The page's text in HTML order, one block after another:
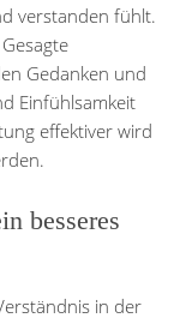
verstanden fühlt.
Gedanken und
Einfühlsamkeit
effektiver wird
besseres
in der